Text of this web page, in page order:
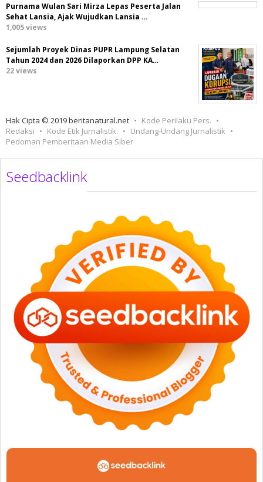
Purnama Wulan Sari Mirza Lepas Peserta Jalan
Sehat Lansia, Ajak Wujudkan Lansia …
1,005 views
Sejumlah Proyek Dinas PUPR Lampung Selatan
Tahun 2024 dan 2026 Dilaporkan DPP KA…
22 views
Hak Cipta © 2019 beritanatural.net
Kode Perilaku Pers.
Redaksi
Kode Etik Jurnalistik.
Undang-Undang Jurnalistik
Pedoman Pemberitaan Media Siber
Seedbacklink